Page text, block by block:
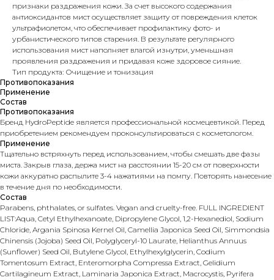
признаки раздражения кожи. За счет высокого содержания
антиоксидантов мист осуществляет защиту от повреждения клеток
ультрафиолетом, что обеспечивает профилактику фото- и
урбанистического типов старения. В результате регулярного
использования мист наполняет влагой изнутри, уменьшная
проявления раздражения и придавая коже здоровое сияние.
Тип продукта: Очищение и тонизация
Противопоказания
Применение
Состав
Противопоказания
Бренд HydroPeptide является профессиональной космецевтикой. Перед
приобретением рекомендуем проконсультироваться с косметологом.
Применение
Тщательно встряхнуть перед использованием, чтобы смешать две фазы
миста. Закрыв глаза, держа мист на расстоянии 15-20 см от поверхности
кожи аккуратно распылите 3-4 нажатиями на помпу. Повторять нанесение
в течение дня по необходимости.
Состав
Parabens, phthalates, or sulfates. Vegan and cruelty-free. FULL INGREDIENT
LIST:Aqua, Cetyl Ethylhexanoate, Dipropylene Glycol, 1,2-Hexanediol, Sodium
Chloride, Argania Spinosa Kernel Oil, Camellia Japonica Seed Oil, Simmondsia
Chinensis (Jojoba) Seed Oil, Polyglyceryl-10 Laurate, Helianthus Annuus
(Sunflower) Seed Oil, Butylene Glycol, Ethylhexylglycerin, Codium
Tomentosum Extract, Enteromorpha Compressa Extract, Gelidium
Cartilagineum Extract, Laminaria Japonica Extract, Macrocystis, Pyrifera